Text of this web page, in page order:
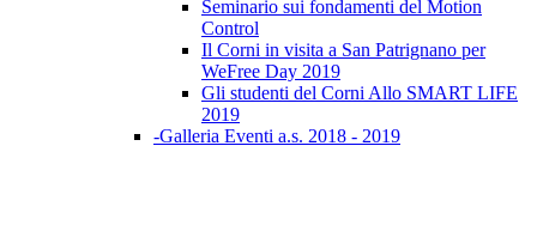
Seminario sui fondamenti del Motion
Control
Il Corni in visita a San Patrignano per
WeFree Day 2019
Gli studenti del Corni Allo SMART LIFE
2019
-Galleria Eventi a.s. 2018 - 2019